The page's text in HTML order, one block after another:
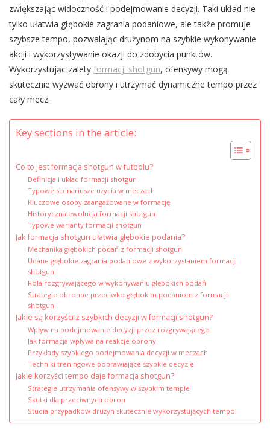
zwiększając widoczność i podejmowanie decyzji. Taki układ nie
tylko ułatwia głębokie zagrania podaniowe, ale także promuje
szybsze tempo, pozwalając drużynom na szybkie wykonywanie
akcji i wykorzystywanie okazji do zdobycia punktów.
Wykorzystując zalety formacji shotgun, ofensywy mogą
skutecznie wyzwać obrony i utrzymać dynamiczne tempo przez
cały mecz.
Key sections in the article:
Co to jest formacja shotgun w futbolu?
Definicja i układ formacji shotgun
Typowe scenariusze użycia w meczach
Kluczowe osoby zaangażowane w formację
Historyczna ewolucja formacji shotgun
Typowe warianty formacji shotgun
Jak formacja shotgun ułatwia głębokie podania?
Mechanika głębokich podań z formacji shotgun
Udane głębokie zagrania podaniowe z wykorzystaniem formacji
shotgun
Rola rozgrywającego w wykonywaniu głębokich podań
Strategie obronne przeciwko głębokim podaniom z formacji
shotgun
Jakie są korzyści z szybkich decyzji w formacji shotgun?
Wpływ na podejmowanie decyzji przez rozgrywającego
Jak formacja wpływa na reakcje obrony
Przykłady szybkiego podejmowania decyzji w meczach
Techniki treningowe poprawiające szybkie decyzje
Jakie korzyści tempo daje formacja shotgun?
Strategie utrzymania ofensywy w szybkim tempie
Skutki dla przeciwnych obron
Studia przypadków drużyn skutecznie wykorzystujących tempo